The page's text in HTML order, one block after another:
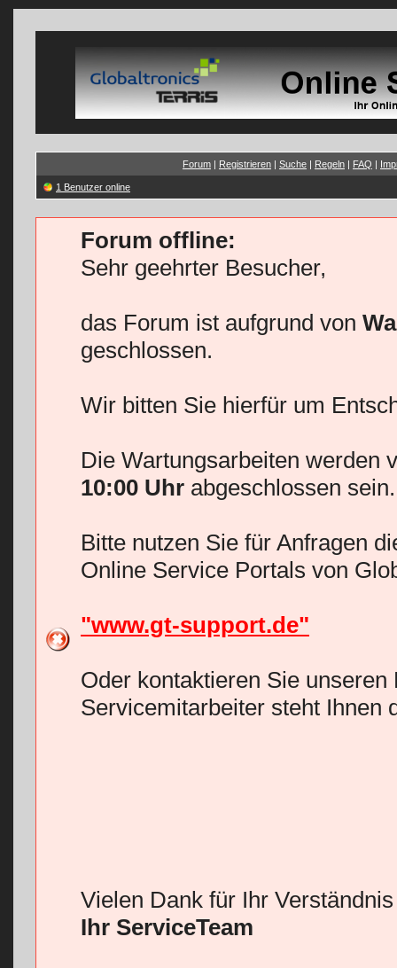
Forum | Registrieren | Suche | Regeln | FAQ |
1 Benutzer online
Forum offline:
Sehr geehrter Besucher,
das Forum ist aufgrund von
geschlossen.
Wir bitten Sie hierfür um
Die Wartungsarbeiten werden
10:00 Uhr abgeschlossen sein.
Bitte nutzen Sie für Anfragen
Online Service Portals von
"www.gt-support.de"
Oder kontaktieren Sie
Servicemitarbeiter steht Ihnen
Vielen Dank für Ihr
Ihr ServiceTeam